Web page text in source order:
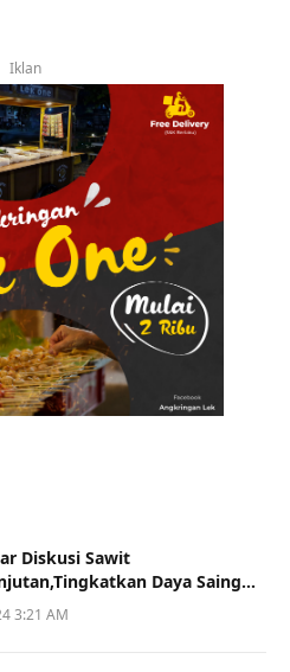
Iklan
Diskusi Sawit
Daya Saing
3:21 AM